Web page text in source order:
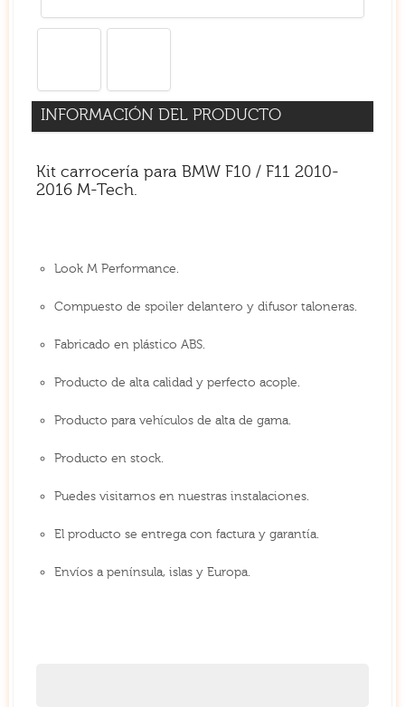
INFORMACIÓN DEL PRODUCTO
Kit carrocería para BMW F10 / F11 2010-
2016 M-Tech.
Look M Performance.
Compuesto de spoiler delantero y difusor taloneras.
Fabricado en plástico ABS.
Producto de alta calidad y perfecto acople.
Producto para vehículos de alta de gama.
Producto en stock.
Puedes visitarnos en nuestras instalaciones.
El producto se entrega con factura y garantía.
Envíos a península, islas y Europa.